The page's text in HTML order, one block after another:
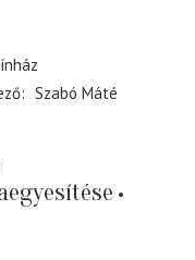
Szabó Máté